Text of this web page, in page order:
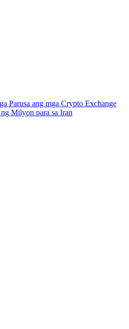
Parusa ang mga Crypto Exchange
Milyon para sa Iran